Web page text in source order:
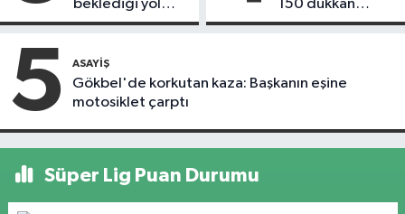
beklediği yol
askıdan döndü
150 dükkan
kapandı
5 ASAYIŞ
Gökbel'de korkutan kaza: Başkanın eşine
motosiklet çarptı
Süper Lig Puan Durumu